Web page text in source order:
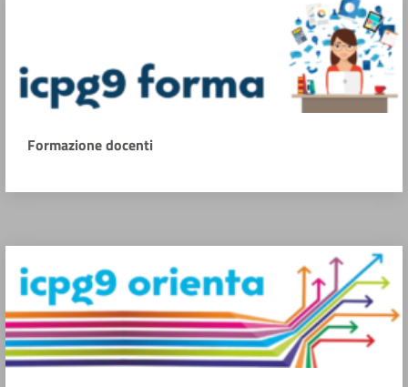
Formazione docenti